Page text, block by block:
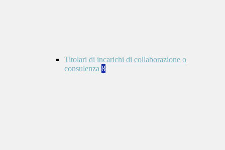
Titolari di incarichi di collaborazione o
consulenza 8